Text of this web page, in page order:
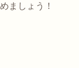
ましょう！